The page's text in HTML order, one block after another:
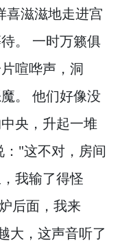
喜滋滋地走进宫
。
一时万籁俱
喧哗声， 洞
。
他们好像没
央， 升起一堆
"这不对， 房间
我输了得怪
后面， 我来
大， 这声音听了